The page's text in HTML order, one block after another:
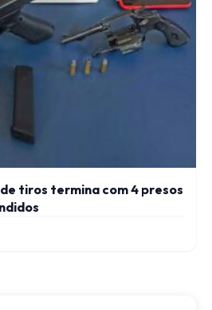
tiros termina com 4 presos